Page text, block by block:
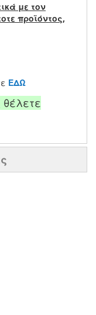
με τον
προϊόντος,
ΕΔΩ